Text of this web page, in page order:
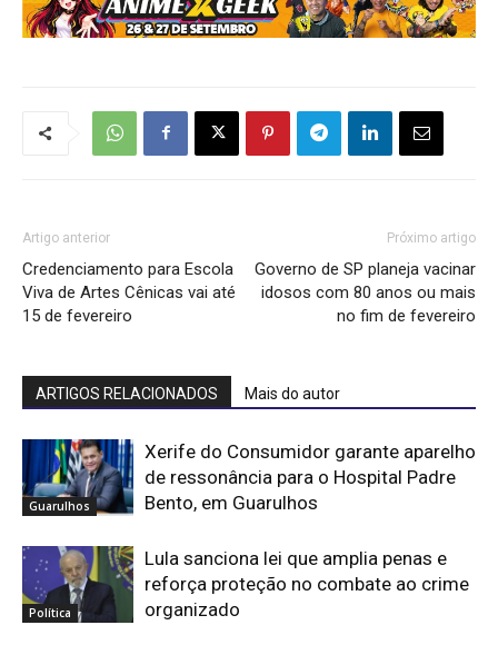
Artigo anterior
Credenciamento para Escola
Viva de Artes Cênicas vai até
15 de fevereiro
Próximo artigo
Governo de SP planeja vacinar
idosos com 80 anos ou mais
no fim de fevereiro
ARTIGOS RELACIONADOS Mais do autor
Guarulhos
Xerife do Consumidor garante aparelho
de ressonância para o Hospital Padre
Bento, em Guarulhos
Política
Lula sanciona lei que amplia penas e
reforça proteção no combate ao crime
organizado